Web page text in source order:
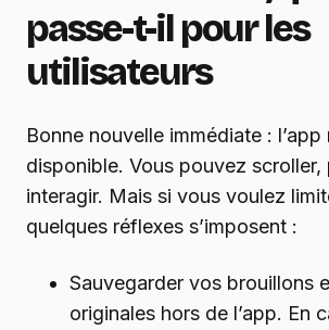
passe-t-il pour les
utilisateurs
Bonne nouvelle immédiate : l’app
disponible. Vous pouvez scroller,
interagir. Mais si vous voulez
quelques réflexes s’imposent :
Sauvegarder vos brouillons
originales hors de l’app. En